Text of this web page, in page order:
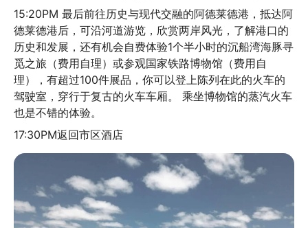
15:20PM 最后前往历史与现代交融的阿德莱德港，抵达阿
德莱德港后，可沿河道游览，欣赏两岸风光，了解港口的
历史和发展，还有机会自费体验1个半小时的沉船湾海豚寻
觅之旅（费用自理）或参观国家铁路博物馆（费用自
理），有超过100件展品，你可以登上陈列在此的火车的
驾驶室，穿行于复古的火车车厢。 乘坐博物馆的蒸汽火车
也是不错的体验。
17:30PM返回市区酒店